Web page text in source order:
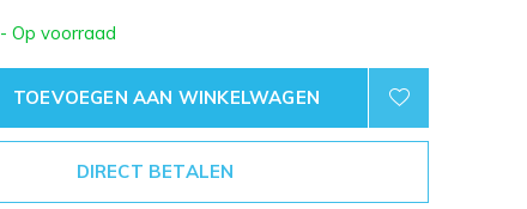
- Op voorraad
TOEVOEGEN AAN WINKELWAGEN
DIRECT BETALEN